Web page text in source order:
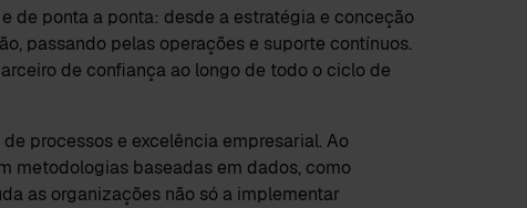
de ponta a ponta: desde a estratégia e conceção
passando pelas operações e suporte contínuos.
de confiança ao longo de todo o ciclo de
processos e excelência empresarial. Ao
metodologias baseadas em dados, como
as organizações não só a implementar